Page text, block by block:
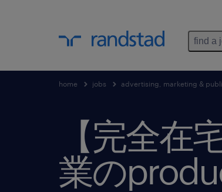
find a
home jobs advertising, marketing &
【完全在
業の